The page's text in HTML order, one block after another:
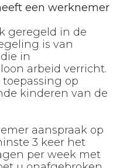
een werknemer
geregeld in de
is van
in
arbeid verricht.
op
kinderen van de
aanspraak op
3 keer het
per week met